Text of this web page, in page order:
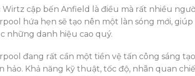
Wirtz cập bến Anfield là điều mà rất nhiều
hứa hẹn sẽ tạo nên một làn sóng mới,
những danh hiệu cao quý.
đang rất cần một tiền vệ tấn công sáng
hảo. Khả năng kỹ thuật, tốc độ, nhãn quan